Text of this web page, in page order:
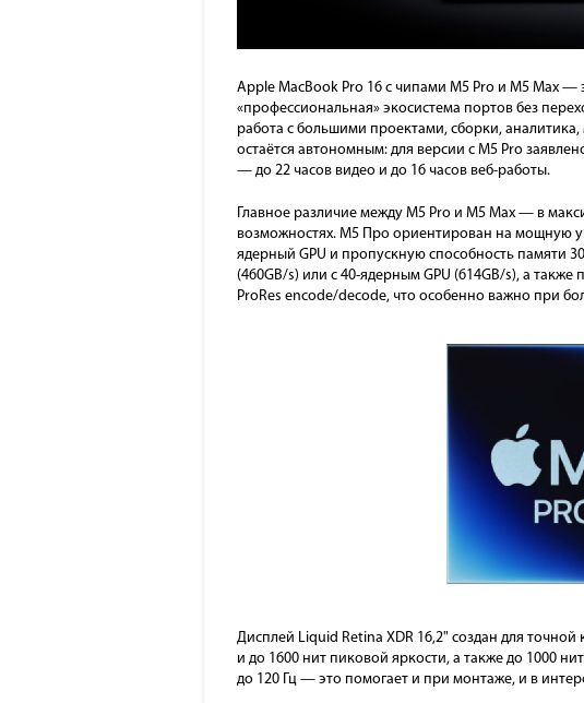
Apple MacBook Pro 16 с чипами M5 Pro и M5 Max —
«профессиональная» экосистема портов без
работа с большими проектами, сборки,
остаётся автономным: для версии с M5 Pro
— до 22 часов видео и до 16 часов веб-работы.
Главное различие между M5 Pro и M5 Max — в
возможностях. М5 Про ориентирован на мощную
ядерный GPU и пропускную способность памяти
(460GB/s) или с 40-ядерным GPU (614GB/s), а
ProRes encode/decode, что особенно важно при
Дисплей Liquid Retina XDR 16,2" создан для точной
и до 1600 нит пиковой яркости, а также до 1000
до 120 Гц — это помогает и при монтаже, и в